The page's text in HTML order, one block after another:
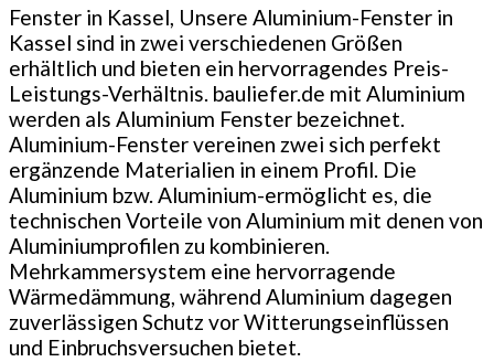
Fenster in Kassel, Unsere Aluminium-Fenster in
Kassel sind in zwei verschiedenen Größen
erhältlich und bieten ein hervorragendes Preis-
Leistungs-Verhältnis. bauliefer.de mit Aluminium
werden als Aluminium Fenster bezeichnet.
Aluminium-Fenster vereinen zwei sich perfekt
ergänzende Materialien in einem Profil. Die
Aluminium bzw. Aluminium-ermöglicht es, die
technischen Vorteile von Aluminium mit denen von
Aluminiumprofilen zu kombinieren.
Mehrkammersystem eine hervorragende
Wärmedämmung, während Aluminium dagegen
zuverlässigen Schutz vor Witterungseinflüssen
und Einbruchsversuchen bietet.